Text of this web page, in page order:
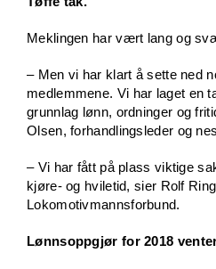
Meklingen har vært lang og
– Men vi har klart å sette ned
medlemmene. Vi har laget en
grunnlag lønn, ordninger og
Olsen, forhandlingsleder og
– Vi har fått på plass viktige
kjøre- og hviletid, sier Rolf
Lokomotivmannsforbund.
Lønnsoppgjør for 2018